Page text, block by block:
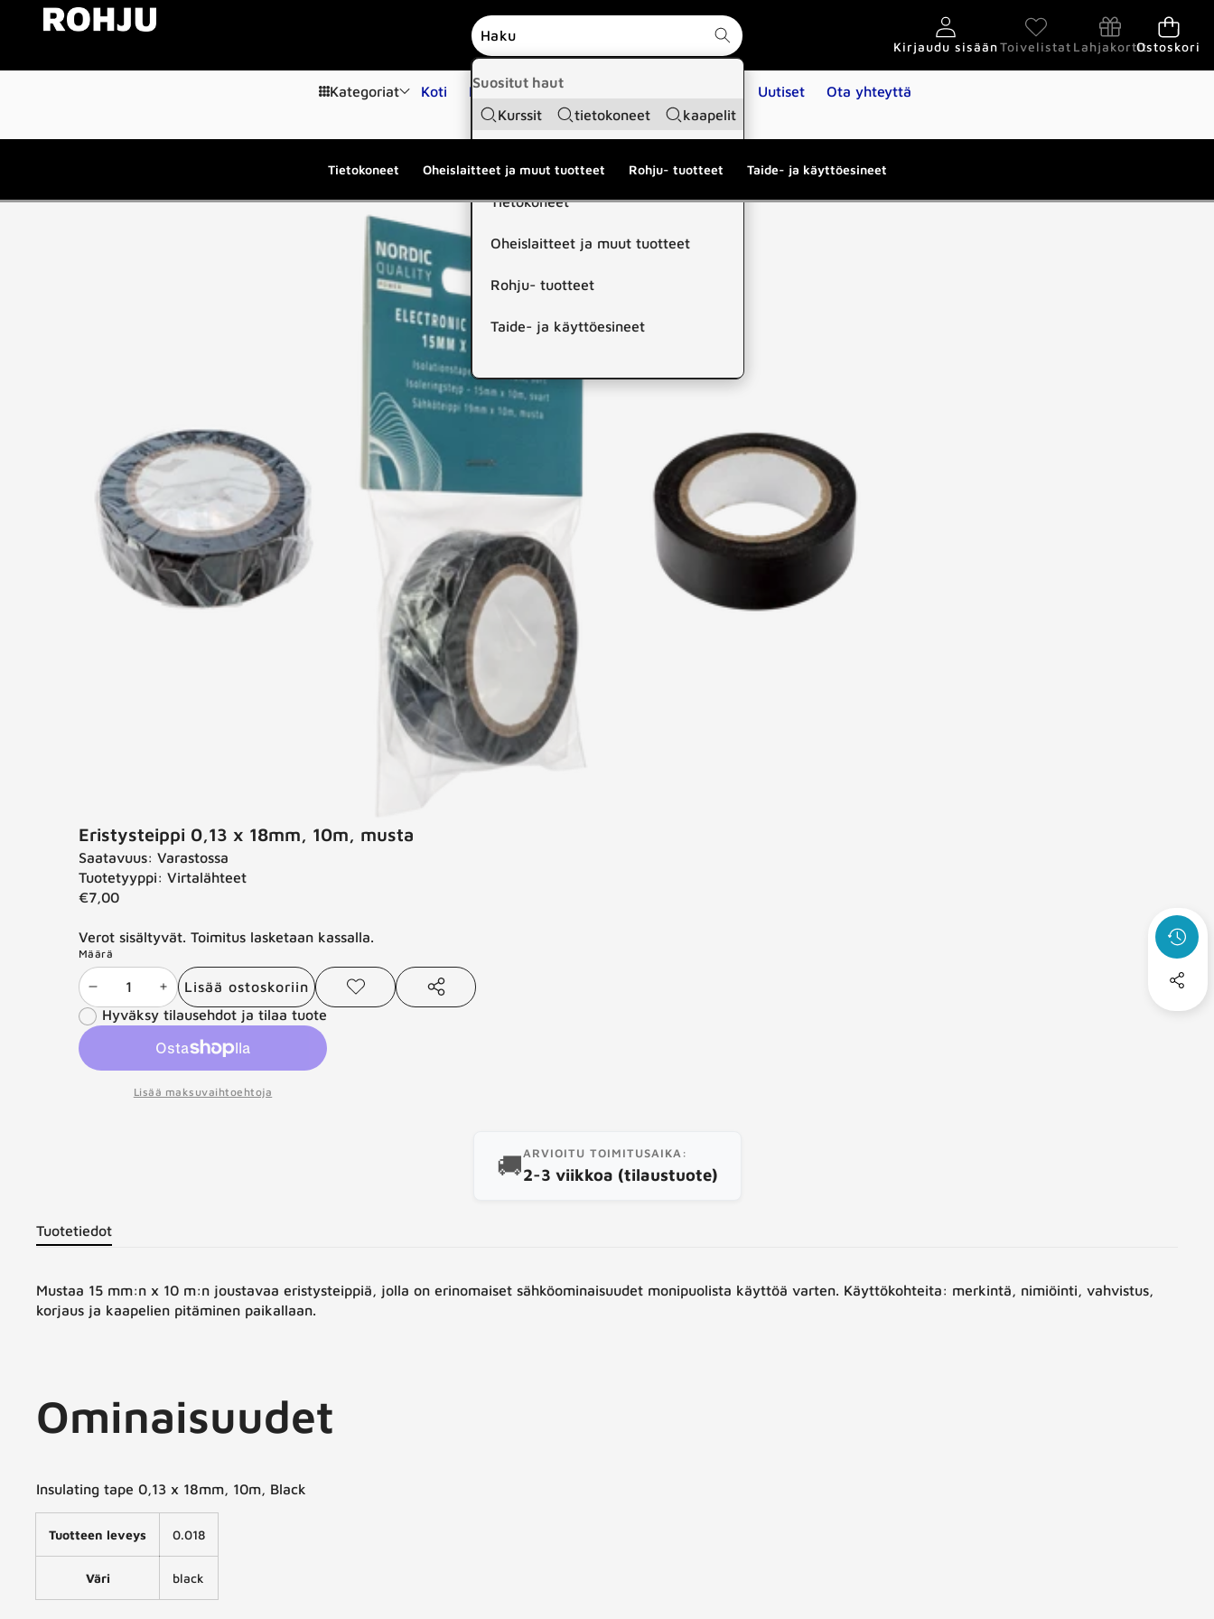
Suositut haut
Kurssit tietokoneet kaapelit
Suositut kategoriat
Tietokoneet
Oheislaitteet ja muut tuotteet
Rohju- tuotteet
Taide- ja käyttöesineet
Kirjaudu sisäänToivelistat LahjakortitOstoskori
Kategoriat Koti Kauppa Koulutukset Uutiset Ota yhteyttä
Tietokoneet Oheislaitteet ja muut tuotteet Rohju- tuotteet Taide- ja käyttöesineet
Siirry tuotetietoihin
Eristysteippi 0,13 x 18mm, 10m, musta
Saatavuus: Varastossa
Tuotetyyppi: Virtalähteet
€7,00
Verot sisältyvät. Toimitus lasketaan kassalla.
Määrä
Vähennä
määrää
Lisää
määrää
Lisää ostoskoriin
Lisää
toivelistaan
Jaa
Hyväksy tilausehdot ja tilaa tuote
Lisää maksuvaihtoehtoja
🚚ARVIOITU TOIMITUSAIKA:
2-3 viikkoa (tilaustuote)
Tuotetiedot
Mustaa 15 mm:n x 10 m:n joustavaa eristysteippiä, jolla on erinomaiset sähköominaisuudet monipuolista käyttöä varten. Käyttökohteita: merkintä, nimiöinti, vahvistus,
korjaus ja kaapelien pitäminen paikallaan.
Ominaisuudet
Insulating tape 0,13 x 18mm, 10m, Black
Tuotteen leveys 0.018
Väri black